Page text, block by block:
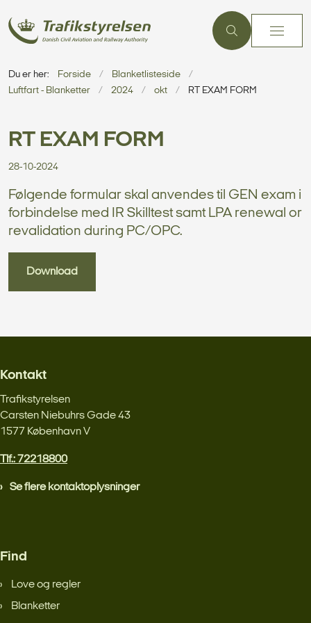
Du er her: Forside
Blanketlisteside
Luftfart - Blanketter
2024 okt RT EXAM FORM
RT EXAM FORM
28-10-2024
Følgende formular skal anvendes til GEN exam i
forbindelse med IR Skilltest samt LPA renewal or
revalidation during PC/OPC.
Download
Kontakt
Trafikstyrelsen
Carsten Niebuhrs Gade 43
1577 København V
Tlf.: 72218800
Se flere kontaktoplysninger
Find
Love og regler
Blanketter